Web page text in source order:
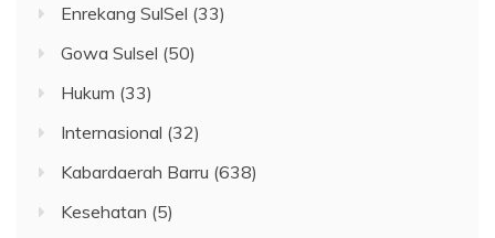
Enrekang SulSel (33)
Gowa Sulsel (50)
Hukum (33)
Internasional (32)
Kabardaerah Barru (638)
Kesehatan (5)